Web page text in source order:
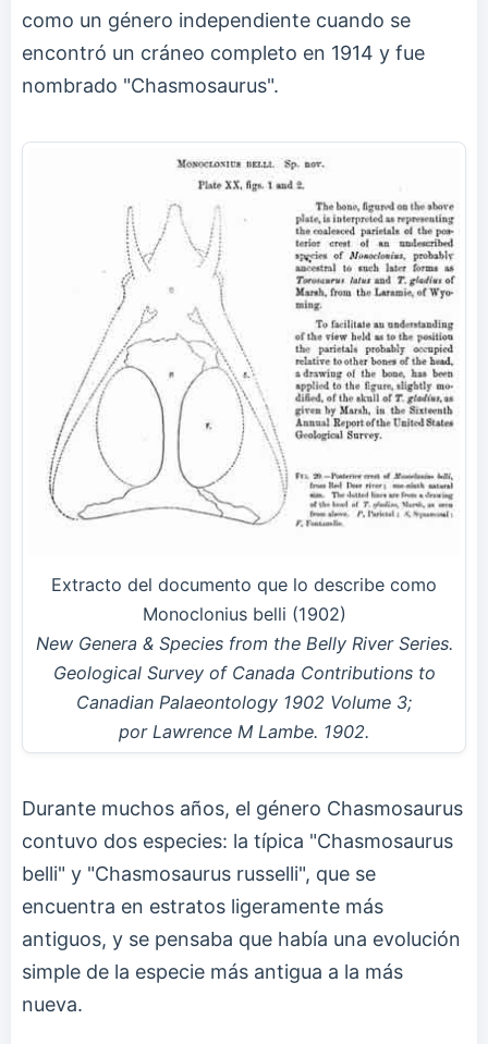
como un género independiente cuando se
encontró un cráneo completo en 1914 y fue
nombrado "Chasmosaurus".
Extracto del documento que lo describe como
Monoclonius belli (1902)
New Genera & Species from the Belly River Series.
Geological Survey of Canada Contributions to
Canadian Palaeontology 1902 Volume 3;
por Lawrence M Lambe. 1902.
Durante muchos años, el género Chasmosaurus
contuvo dos especies: la típica "Chasmosaurus
belli" y "Chasmosaurus russelli", que se
encuentra en estratos ligeramente más
antiguos, y se pensaba que había una evolución
simple de la especie más antigua a la más
nueva.